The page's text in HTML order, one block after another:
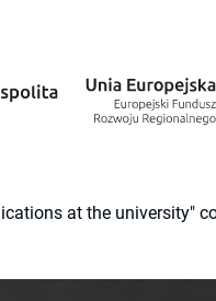
at the university"